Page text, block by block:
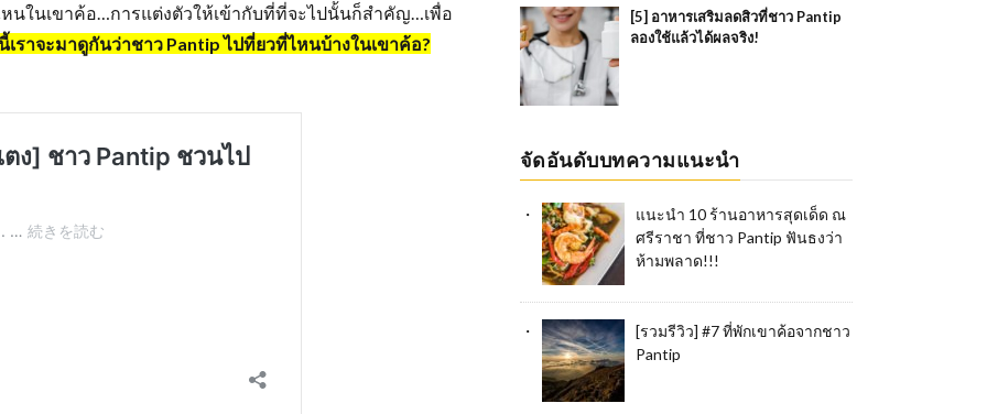
นในเขาค้อ…การแต่งตัวให้เข้ากับที่ที่จะไปนั้นก็สำคัญ…เพื่อ
ราจะมาดูกันว่าชาว Pantip ไปที่ยวที่ไหนบ้างในเขาค้อ?
[5] อาหารเสริมลดสิวที่ชาว Pantip
ลองใช้แล้วได้ผลจริง!
จัดอันดับบทความแนะนำ
แนะนำ 10 ร้านอาหารสุดเด็ด ณ
ศรีราชา ที่ชาว Pantip ฟันธงว่า
ห้ามพลาด!!!
[รวมรีวิว] #7 ที่พักเขาค้อจากชาว
Pantip